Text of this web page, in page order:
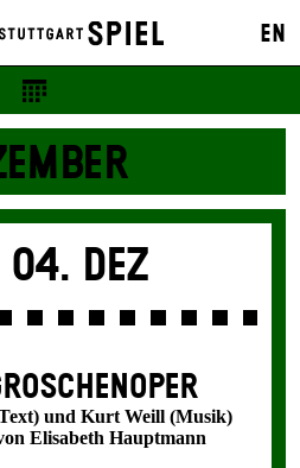
EN
04. Dez
und Kurt Weill (Musik)
Elisabeth Hauptmann